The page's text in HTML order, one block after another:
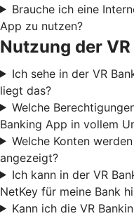
Brauche ich eine
App zu nutzen?
Nutzung der
Ich sehe in der VR
liegt das?
Welche
Banking App in vollem
Welche Konten
angezeigt?
Ich kann in der VR
NetKey für meine Bank
Kann ich die VR